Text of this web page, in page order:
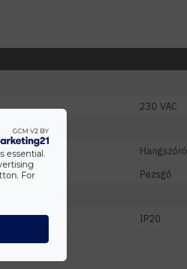
230 VAC
Hangszóró
Pezsgő
IP20
essential.
For